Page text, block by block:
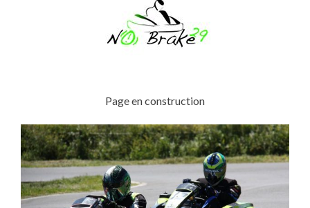
Page en construction